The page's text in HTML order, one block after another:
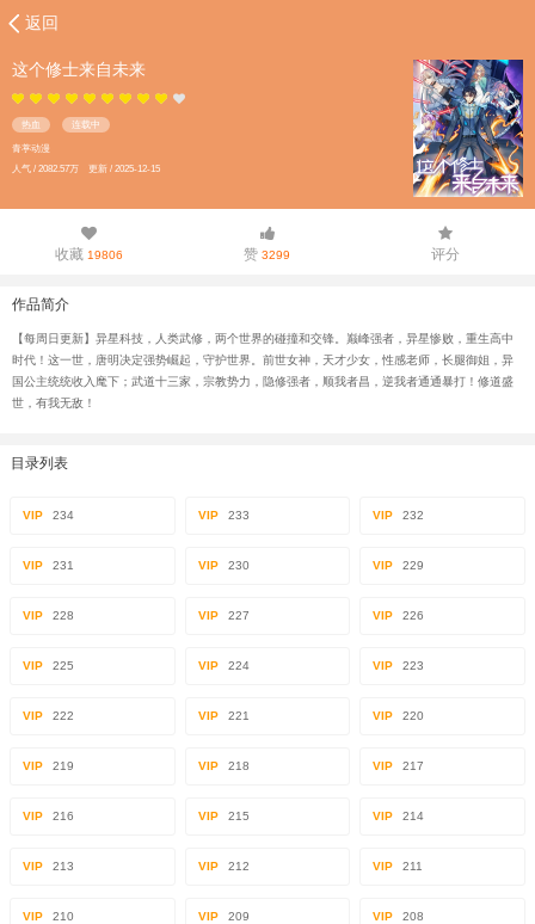
返回
这个修士来自未来
热血 连载中
青葶动漫
人气 / 2082.57万 更新 / 2025-12-15
收藏 19806 赞 3299 评分
作品简介
【每周日更新】异星科技，人类武修，两个世界的碰撞和交锋。巅峰强者，异星惨败，重生高中
时代！这一世，唐明决定强势崛起，守护世界。前世女神，天才少女，性感老师，长腿御姐，异
国公主统统收入麾下；武道十三家，宗教势力，隐修强者，顺我者昌，逆我者通通暴打！修道盛
世，有我无敌！
目录列表
VIP 234 VIP 233 VIP 232
VIP 231 VIP 230 VIP 229
VIP 228 VIP 227 VIP 226
VIP 225 VIP 224 VIP 223
VIP 222 VIP 221 VIP 220
VIP 219 VIP 218 VIP 217
VIP 216 VIP 215 VIP 214
VIP 213 VIP 212 VIP 211
VIP 210 VIP 209 VIP 208